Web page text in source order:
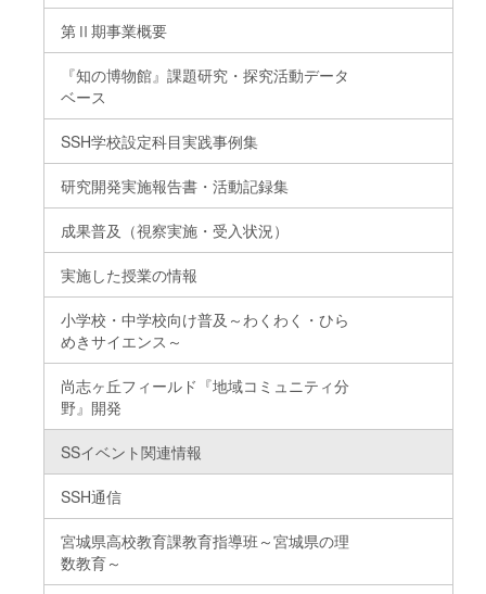
第Ⅱ期事業概要
『知の博物館』課題研究・探究活動データ
ベース
SSH学校設定科目実践事例集
研究開発実施報告書・活動記録集
成果普及（視察実施・受入状況）
実施した授業の情報
小学校・中学校向け普及～わくわく・ひら
めきサイエンス～
尚志ヶ丘フィールド『地域コミュニティ分
野』開発
SSイベント関連情報
SSH通信
宮城県高校教育課教育指導班～宮城県の理
数教育～